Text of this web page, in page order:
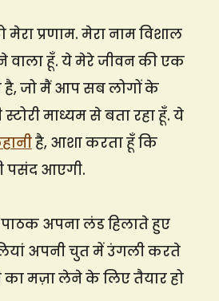
प्रणाम. मेरा नाम विशाल
वाला हूँ. ये मेरे जीवन की एक
है, जो मैं आप सब लोगों के
माध्यम से बता रहा हूँ. ये
है, आशा करता हूँ कि
पसंद आएगी.
पाठक अपना लंड हिलाते हुए
अपनी चुत में उंगली करते
का मज़ा लेने के लिए तैयार हो